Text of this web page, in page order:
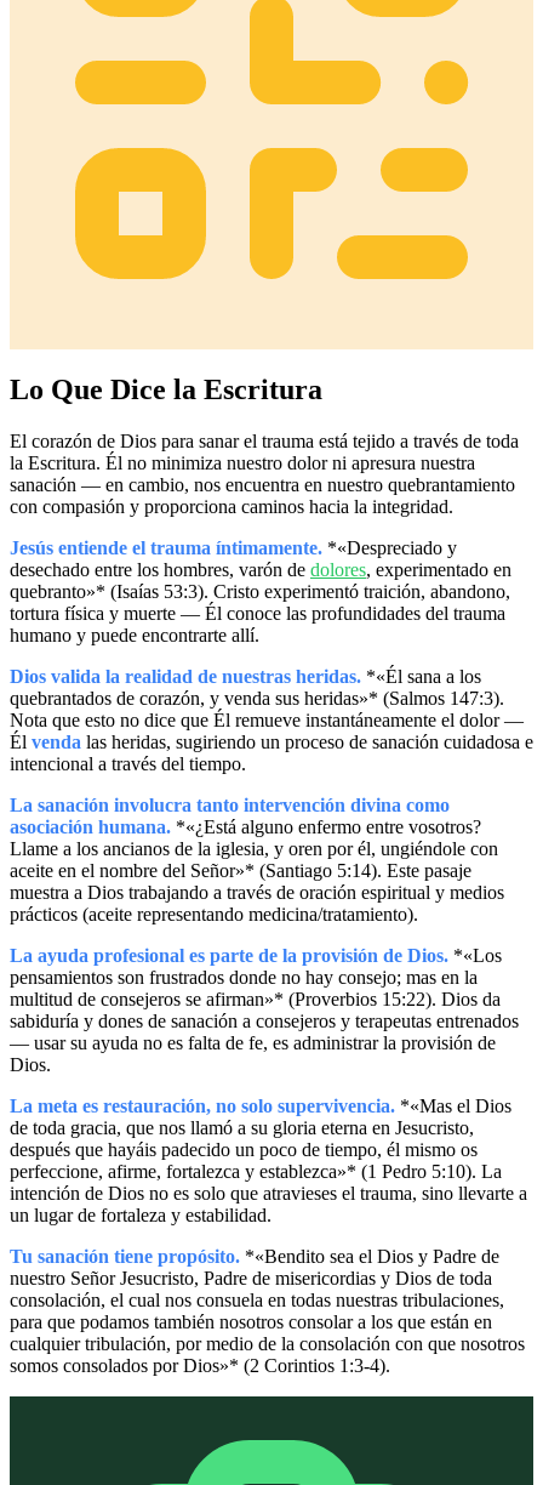
Lo Que Dice la Escritura
El corazón de Dios para sanar el trauma está tejido a través de toda
la Escritura. Él no minimiza nuestro dolor ni apresura nuestra
sanación — en cambio, nos encuentra en nuestro quebrantamiento
con compasión y proporciona caminos hacia la integridad.
Jesús entiende el trauma íntimamente. *«Despreciado y
desechado entre los hombres, varón de dolores, experimentado en
quebranto»* (Isaías 53:3). Cristo experimentó traición, abandono,
tortura física y muerte — Él conoce las profundidades del trauma
humano y puede encontrarte allí.
Dios valida la realidad de nuestras heridas. *«Él sana a los
quebrantados de corazón, y venda sus heridas»* (Salmos 147:3).
Nota que esto no dice que Él remueve instantáneamente el dolor —
Él venda las heridas, sugiriendo un proceso de sanación cuidadosa e
intencional a través del tiempo.
La sanación involucra tanto intervención divina como
asociación humana. *«¿Está alguno enfermo entre vosotros?
Llame a los ancianos de la iglesia, y oren por él, ungiéndole con
aceite en el nombre del Señor»* (Santiago 5:14). Este pasaje
muestra a Dios trabajando a través de oración espiritual y medios
prácticos (aceite representando medicina/tratamiento).
La ayuda profesional es parte de la provisión de Dios. *«Los
pensamientos son frustrados donde no hay consejo; mas en la
multitud de consejeros se afirman»* (Proverbios 15:22). Dios da
sabiduría y dones de sanación a consejeros y terapeutas entrenados
— usar su ayuda no es falta de fe, es administrar la provisión de
Dios.
La meta es restauración, no solo supervivencia. *«Mas el Dios
de toda gracia, que nos llamó a su gloria eterna en Jesucristo,
después que hayáis padecido un poco de tiempo, él mismo os
perfeccione, afirme, fortalezca y establezca»* (1 Pedro 5:10). La
intención de Dios no es solo que atravieses el trauma, sino llevarte a
un lugar de fortaleza y estabilidad.
Tu sanación tiene propósito. *«Bendito sea el Dios y Padre de
nuestro Señor Jesucristo, Padre de misericordias y Dios de toda
consolación, el cual nos consuela en todas nuestras tribulaciones,
para que podamos también nosotros consolar a los que están en
cualquier tribulación, por medio de la consolación con que nosotros
somos consolados por Dios»* (2 Corintios 1:3-4).